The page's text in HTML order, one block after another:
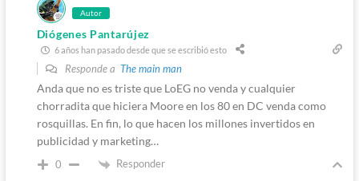
Autor
Diógenes Pantarújez
6 años han pasado desde que se escribió esto
Responde a The main man
Anda que no es triste que LoEG no venda y cualquier
chorradita que hiciera Moore en los 80 en DC venda como
rosquillas. En fin, lo que hacen los millones invertidos en
publicidad y marketing…
0 Responder